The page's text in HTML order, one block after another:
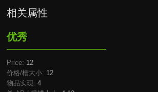
相关属性
优秀
Price: 12
价格/槽大小: 12
物品实现: 4